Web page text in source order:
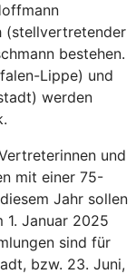
(stellvertretender
bestehen.
Lippe) und
werden
und
mit einer 75-
Jahr sollen
1. Januar 2025
sind für
bzw. 23. Juni,